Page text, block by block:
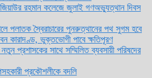
জিয়াউর রহমান কলেজে জুলাই গণঅভ্যুত্থান দিবস
পলাতক স্বৈরাচারের পুনরুত্থানের পথ সুগম হবে
কারাদণ্ড, ভুক্তভোগী পাবে ক্ষতিপূরণ
প্রশাসকের সাথে সম্মিলিত ব্যবসায়ী পরিষদের
প্রকৌশলীকে বদলি